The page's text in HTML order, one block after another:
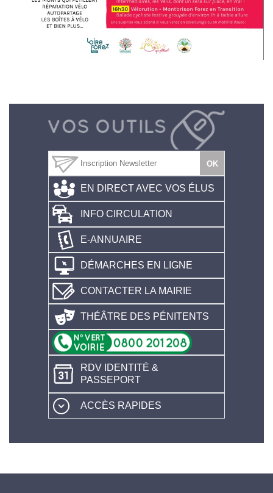
EN DIRECT AVEC VOS ÉLUS
INFO CIRCULATION
E-ANNUAIRE
DÉMARCHES EN LIGNE
CONTACTER LA MAIRIE
THÉÂTRE DES PÉNITENTS
RDV IDENTITÉ &
PASSEPORT
ACCÈS RAPIDES